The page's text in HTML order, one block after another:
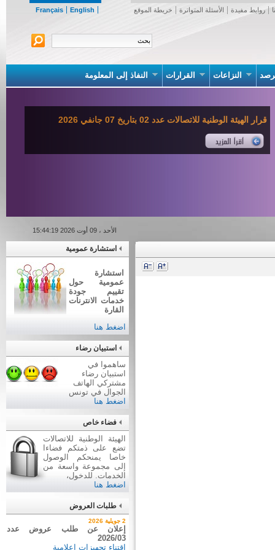
Français English روابط مفيدة الأسئلة المتواترة خريطة الموقع
النزاعات القرارات النفاذ إلى المعلومة
قرار الهيئة الوطنية للاتصالات عدد 02 بتاريخ 07 جانفي 2026
الأحد ، 09 أوت 2026 15:44:19
استشارة عمومية
استشارة
عمومية حول
تقييم جودة
خدمات الانترنات
القارة
اضغط هنا
استبيان رضاء
ساهموا في
استبيان رضاء
مشتركي الهاتف
الجوال في تونس
اضغط هنا
فضاء خاص
الهيئة الوطنية للاتصالات
تضع على ذمتكم فضاءا
خاصا يمنحكم الوصول
إلى مجموعة واسعة من
الخدمات. للدخول،
اضغط هنا
طلبات العروض
نتيجة بيع وسائل نقل عن طريق
ظروف مغلقة عدد 01/2026
بيع وسائل نقل عن طريق ظروف
إعلان عن طلب عروض عدد
2026/03
اقتناء تجهيزات إعلامية